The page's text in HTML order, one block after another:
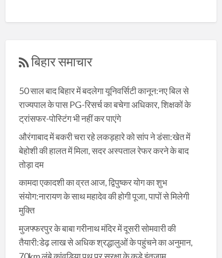
बिहार समाचार
50 साल बाद बिहार में बदलेगा यूनिवर्सिटी कानून:नए बिल से
राज्यपाल के पास PG-रिसर्च का बचेगा अधिकार, शिक्षकों के
ट्रांसफर-पोस्टिंग भी नहीं कर पाएंगे
औरंगाबाद में बकरी चरा रहे लकड़हारे को सांप ने डंसा:खेत में
बेहोशी की हालत में मिला, सदर अस्पताल रेफर करने के बाद
तोड़ा दम
कामदा एकादशी का व्रत आज, द्विपुष्कर योग का शुभ
संयोग:नारायण के साथ महादेव की होगी पूजा, पापों से मिलेगी
मुक्ति
मुजफ्फरपुर के बाबा गरीनाथ मंदिर में दूसरी सोमवारी की
तैयारी:डेढ़ लाख से अधिक श्रद्धालुओं के पहुंचने का अनुमान,